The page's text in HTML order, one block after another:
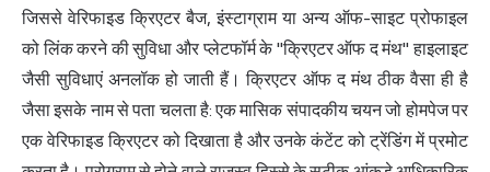
जिससे वेरिफाइड क्रिएटर बैज, इंस्टाग्राम या अन्य ऑफ-साइट प्रोफाइल
को लिंक करने की सुविधा और प्लेटफॉर्म के "क्रिएटर ऑफ द मंथ" हाइलाइट
जैसी सुविधाएं अनलॉक हो जाती हैं। क्रिएटर ऑफ द मंथ ठीक वैसा ही है
जैसा इसके नाम से पता चलता है: एक मासिक संपादकीय चयन जो होमपेज पर
एक वेरिफाइड क्रिएटर को दिखाता है और उनके कंटेंट को ट्रेंडिंग में प्रमोट